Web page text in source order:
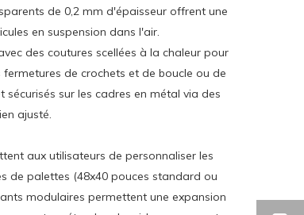
de 0,2 mm d'épaisseur offrent une
en suspension dans l'air.
des coutures scellées à la chaleur pour
de crochets et de boucle ou de
sur les cadres en métal via des
ajusté.
aux utilisateurs de personnaliser les
de palettes (48x40 pouces standard ou
modulaires permettent une expansion